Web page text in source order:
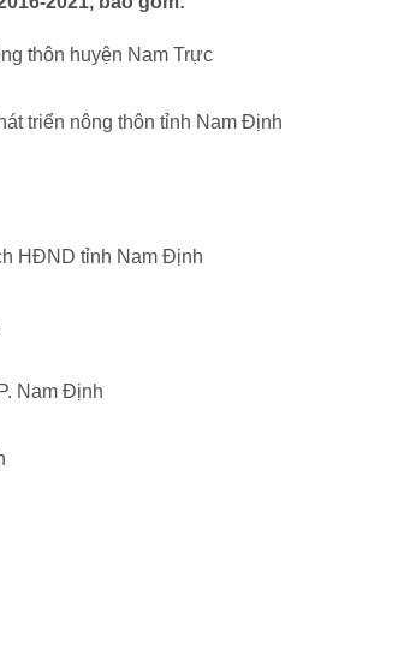
thôn huyện Nam Trực
triển nông thôn tỉnh Nam Định
HĐND tỉnh Nam Định
Nam Định